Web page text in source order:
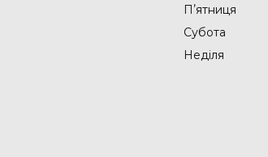
Пʼятниця
Субота
Неділя